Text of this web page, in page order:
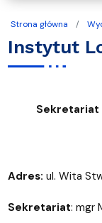
Strona główna
Instytut
Sekretariat
Adres: ul. Wita
Sekretariat: mgr